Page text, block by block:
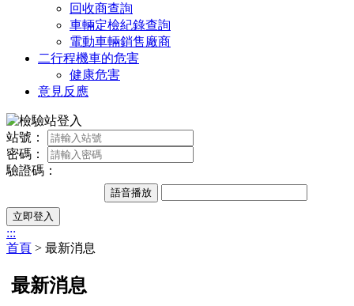
回收商查詢
車輛定檢紀錄查詢
電動車輛銷售廠商
二行程機車的危害
健康危害
意見反應
站號：
密碼：
驗證碼：
語音播放
立即登入
:::
首頁 > 最新消息
最新消息